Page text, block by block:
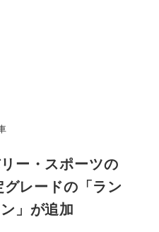
ー・スポーツの
レードの「ラン
」が追加